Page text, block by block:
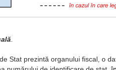
.
Stat prezintă organului fiscal, o